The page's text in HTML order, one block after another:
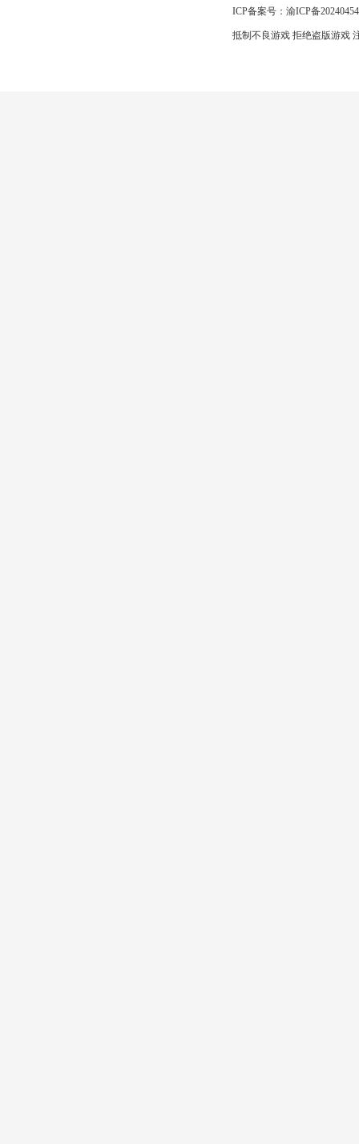
ICP备案号： 渝ICP备
抵制不良游戏 拒绝盗版游戏